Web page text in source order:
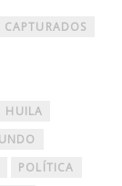
CAPTURADOS
HUILA
POLÍTICA